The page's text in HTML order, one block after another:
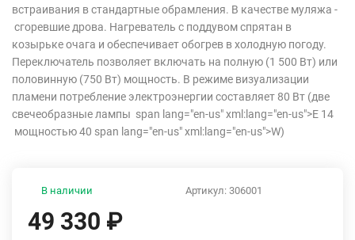
встраивания в стандартные обрамления. В качестве муляжа -
сгоревшие дрова. Нагреватель с поддувом спрятан в
козырьке очага и обеспечивает обогрев в холодную погоду.
Переключатель позволяет включать на полную (1 500 Вт) или
половинную (750 Вт) мощность. В режиме визуализации
пламени потребление электроэнергии составляет 80 Вт (две
свечеобразные лампы span lang="en-us" xml:lang="en-us">E 14
мощностью 40 span lang="en-us" xml:lang="en-us">W)
Артикул: 306001
В наличии
49 330 ₽